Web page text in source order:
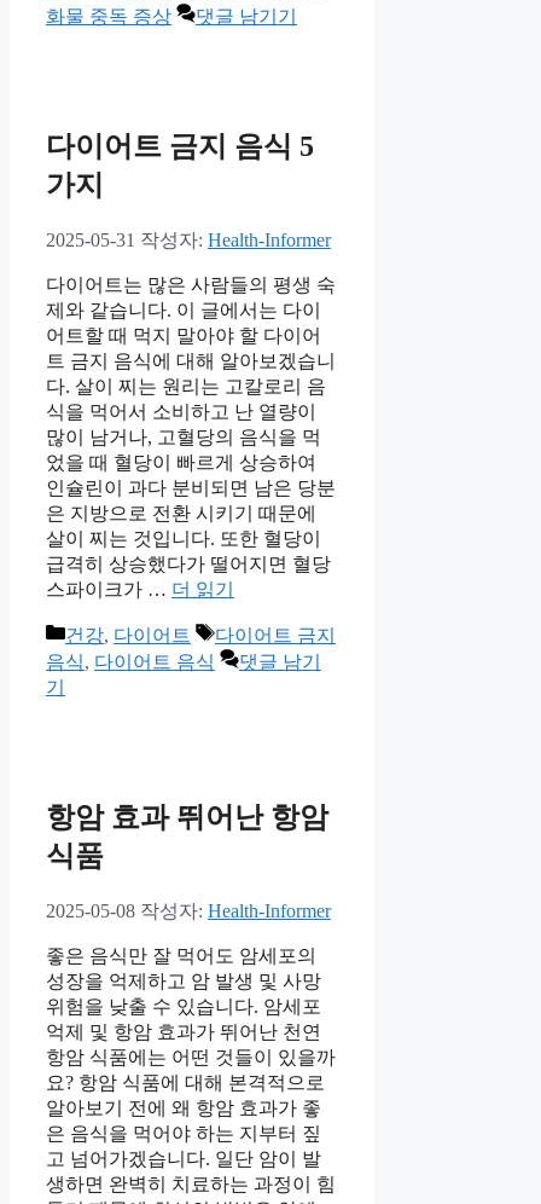
고
화물 중독 증상
댓글 남기기
다이어트 금지 음식 5
가지
2025-05-31 작성자: Health-Informer
다이어트는 많은 사람들의 평생 숙
제와 같습니다. 이 글에서는 다이
어트할 때 먹지 말아야 할 다이어
트 금지 음식에 대해 알아보겠습니
다. 살이 찌는 원리는 고칼로리 음
식을 먹어서 소비하고 난 열량이
많이 남거나, 고혈당의 음식을 먹
었을 때 혈당이 빠르게 상승하여
인슐린이 과다 분비되면 남은 당분
은 지방으로 전환 시키기 때문에
살이 찌는 것입니다. 또한 혈당이
급격히 상승했다가 떨어지면 혈당
스파이크가 … 더 읽기
카
테
건강, 다이어트
태
그
다이어트 금지
음식, 다이어트 음식
댓글 남기
기
항암 효과 뛰어난 항암
식품
2025-05-08 작성자: Health-Informer
좋은 음식만 잘 먹어도 암세포의
성장을 억제하고 암 발생 및 사망
위험을 낮출 수 있습니다. 암세포
억제 및 항암 효과가 뛰어난 천연
항암 식품에는 어떤 것들이 있을까
요? 항암 식품에 대해 본격적으로
알아보기 전에 왜 항암 효과가 좋
은 음식을 먹어야 하는 지부터 짚
고 넘어가겠습니다. 일단 암이 발
생하면 완벽히 치료하는 과정이 힘